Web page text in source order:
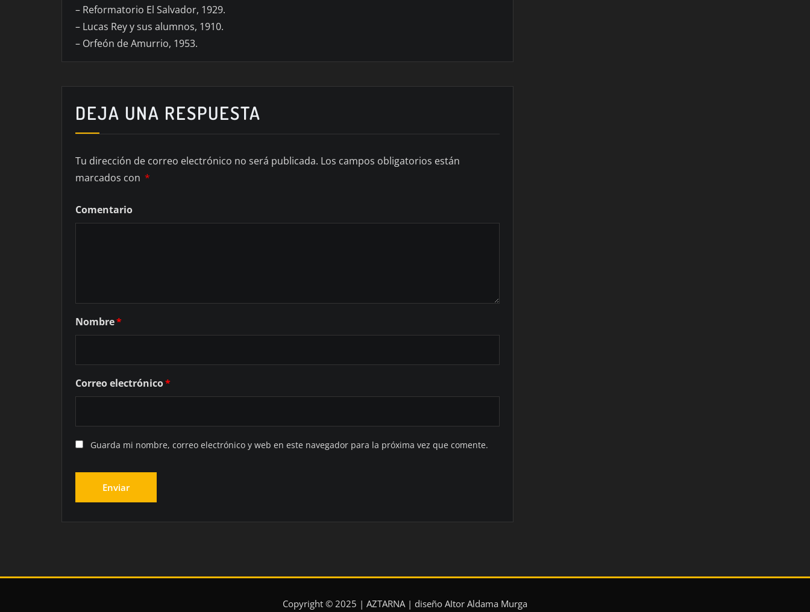
– Reformatorio El Salvador, 1929.
– Lucas Rey y sus alumnos, 1910.
– Orfeón de Amurrio, 1953.
DEJA UNA RESPUESTA
Tu dirección de correo electrónico no será publicada. Los campos obligatorios están
marcados con *
Comentario
Nombre*
Correo electrónico*
Guarda mi nombre, correo electrónico y web en este navegador para la próxima vez que comente.
Copyright © 2025 | AZTARNA | diseño AItor Aldama Murga